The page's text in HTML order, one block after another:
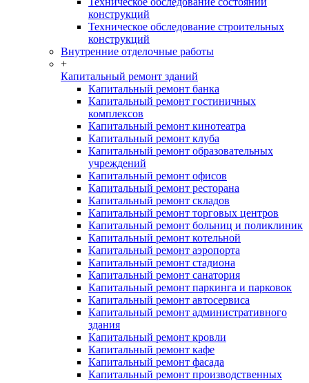
конструкций
Техническое обследование строительных
конструкций
Внутренние отделочные работы
+
Капитальный ремонт зданий
Капитальный ремонт банка
Капитальный ремонт гостиничных
комплексов
Капитальный ремонт кинотеатра
Капитальный ремонт клуба
Капитальный ремонт образовательных
учреждений
Капитальный ремонт офисов
Капитальный ремонт ресторана
Капитальный ремонт складов
Капитальный ремонт торговых центров
Капитальный ремонт больниц и поликлиник
Капитальный ремонт котельной
Капитальный ремонт аэропорта
Капитальный ремонт стадиона
Капитальный ремонт санатория
Капитальный ремонт паркинга и парковок
Капитальный ремонт автосервиса
Капитальный ремонт административного
здания
Капитальный ремонт кровли
Капитальный ремонт кафе
Капитальный ремонт фасада
Капитальный ремонт производственных